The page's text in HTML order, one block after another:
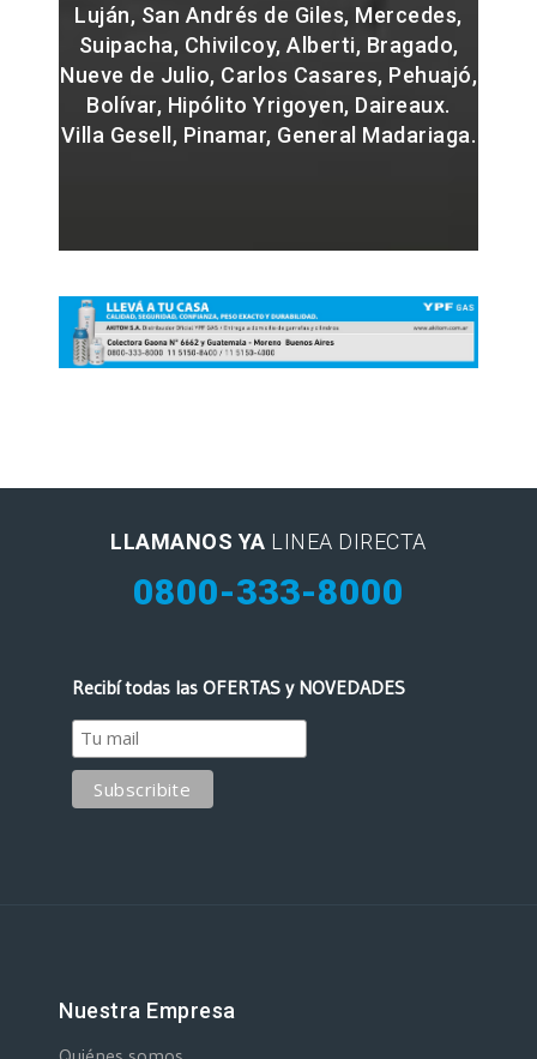
Luján, San Andrés de Giles, Mercedes,
Suipacha, Chivilcoy, Alberti, Bragado,
Nueve de Julio, Carlos Casares, Pehuajó,
Bolívar, Hipólito Yrigoyen, Daireaux.
Villa Gesell, Pinamar, General Madariaga.
LLAMANOS YA LINEA DIRECTA
0800-333-8000
Recibí todas las OFERTAS y NOVEDADES
Nuestra Empresa